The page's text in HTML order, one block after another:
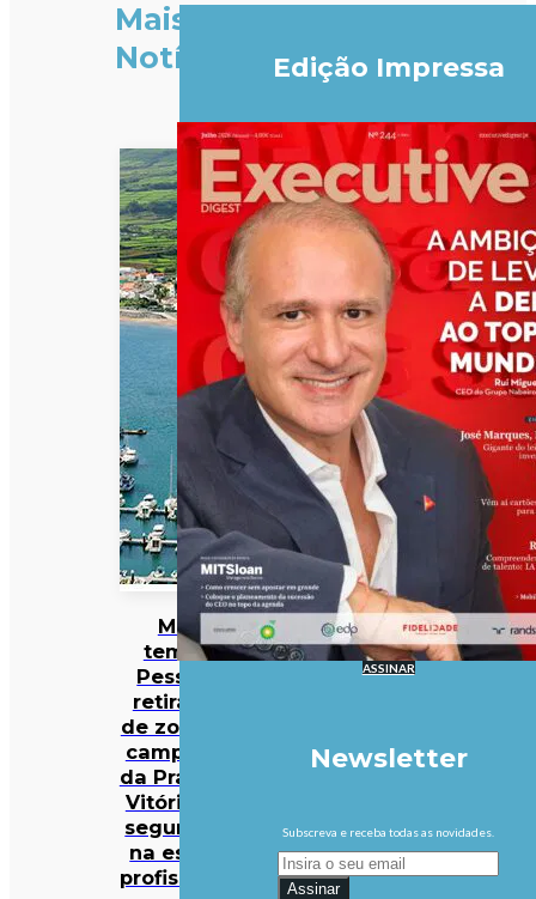
Mais
Notícias
Mau
tempo:
Pessoas
retiradas
de zona de
campismo
da Praia da
Vitória em
segurança
na escola
profissional
Edição Impressa
ASSINAR
Newsletter
Subscreva e receba todas as novidades.
Assinar